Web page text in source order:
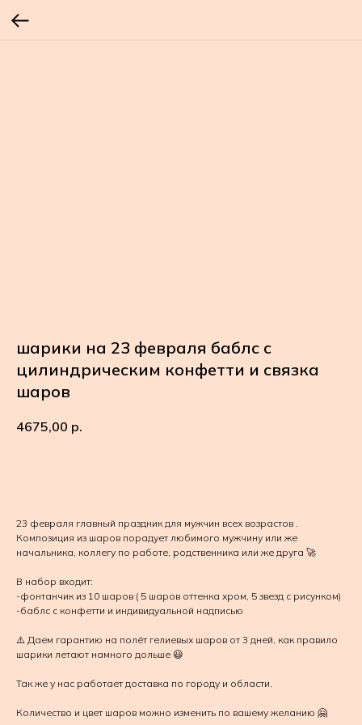
шарики на 23 февраля баблс с
цилиндрическим конфетти и связка
шаров
4675,00 р.
23 февраля главный праздник для мужчин всех возрастов .
Композиция из шаров порадует любимого мужчину или же
начальника, коллегу по работе, родственника или же друга 🚀
В набор входит:
-фонтанчик из 10 шаров ( 5 шаров оттенка хром, 5 звезд с рисунком)
-баблс с конфетти и индивидуальной надписью
⚠️ Даем гарантию на полёт гелиевых шаров от 3 дней, как правило
шарики летают намного дольше 😃
Так же у нас работает доставка по городу и области.
Количество и цвет шаров можно изменить по вашему желанию 🤗